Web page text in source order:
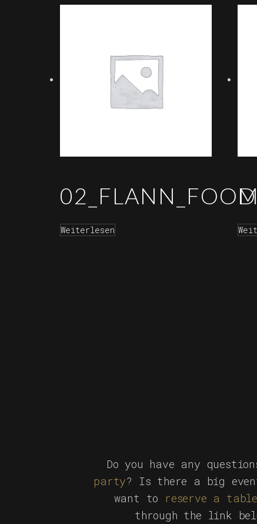
02_FLANN_FOOD
Weiterlesen
Do you have any
party? Is there a big
want to
reserve a table
through the link